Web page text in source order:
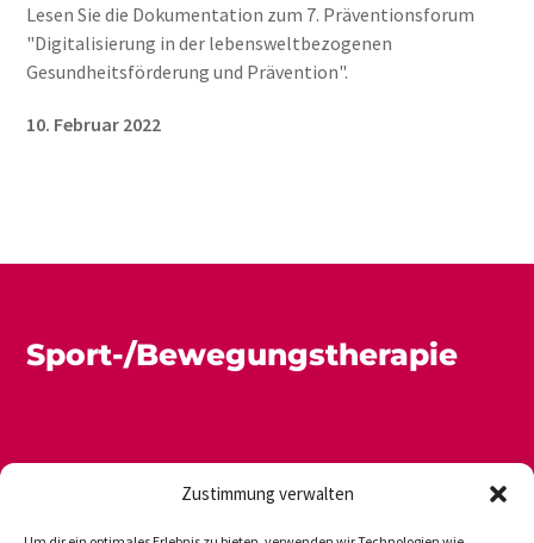
Zustimmung verwalten
Lesen Sie die Dokumentation zum 7. Präventionsforum
"Digitalisierung in der lebensweltbezogenen
Gesundheitsförderung und Prävention".
10. Februar 2022
Sport-/Bewegungstherapie